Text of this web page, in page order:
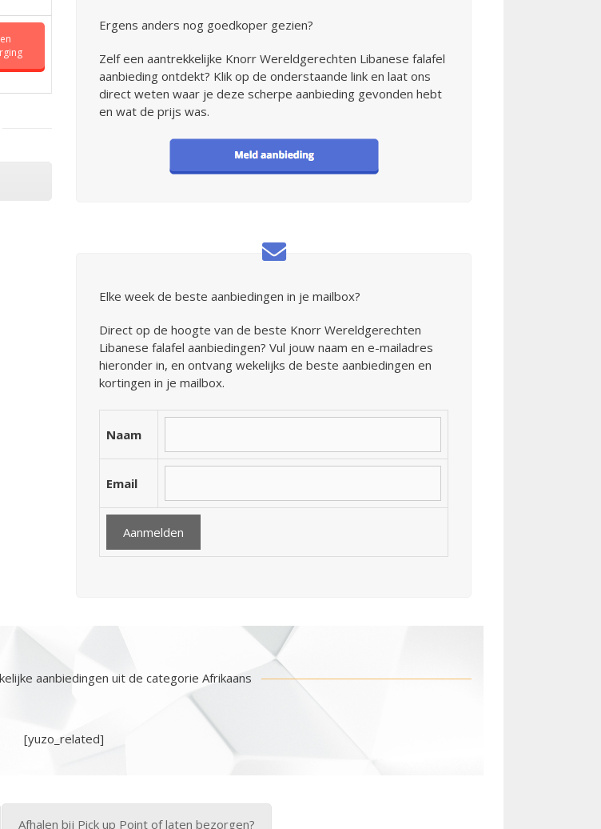
Ergens anders nog goedkoper gezien?
Zelf een aantrekkelijke Knorr Wereldgerechten Libanese falafel
aanbieding ontdekt? Klik op de onderstaande link en laat ons
direct weten waar je deze scherpe aanbieding gevonden hebt
en wat de prijs was.
Elke week de beste aanbiedingen in je mailbox?
Direct op de hoogte van de beste Knorr Wereldgerechten
Libanese falafel aanbiedingen? Vul jouw naam en e-mailadres
hieronder in, en ontvang wekelijks de beste aanbiedingen en
kortingen in je mailbox.
Naam
Email
aanbiedingen uit de categorie Afrikaans
[yuzo_related]
Afhalen bij Pick up Point of laten bezorgen?